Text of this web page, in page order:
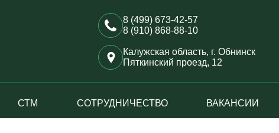
8 (499) 673-42-57
8 (910) 868-88-10
Калужская область, г. Обнинск
Пяткинский проезд, 12
СТМ СОТРУДНИЧЕСТВО ВАКАНСИИ